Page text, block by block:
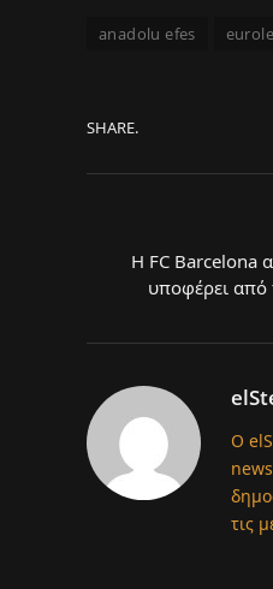
anadolu efes
SHARE.
Η FC Barcelona
υποφέρει
Ο
τις